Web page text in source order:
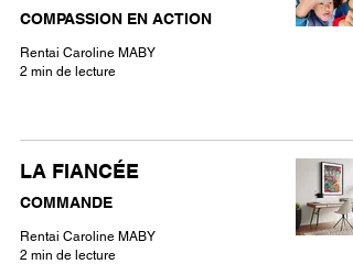
COMPASSION EN ACTION
Rentai Caroline MABY
2 min de lecture
LA FIANCÉE
COMMANDE
Rentai Caroline MABY
2 min de lecture